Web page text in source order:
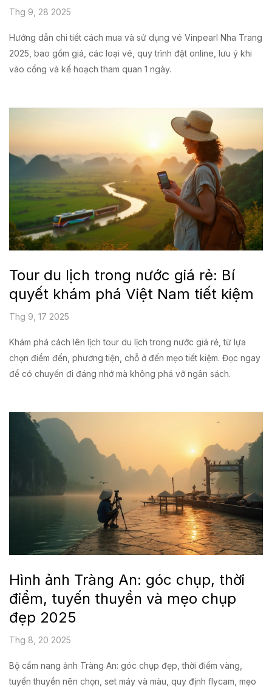
Thg 9, 28 2025
Hướng dẫn chi tiết cách mua và sử dụng vé Vinpearl Nha Trang
2025, bao gồm giá, các loại vé, quy trình đặt online, lưu ý khi
vào cổng và kế hoạch tham quan 1 ngày.
Tour du lịch trong nước giá rẻ: Bí
quyết khám phá Việt Nam tiết kiệm
Thg 9, 17 2025
Khám phá cách lên lịch tour du lịch trong nước giá rẻ, từ lựa
chọn điểm đến, phương tiện, chỗ ở đến mẹo tiết kiệm. Đọc ngay
để có chuyến đi đáng nhớ mà không phá vỡ ngân sách.
Hình ảnh Tràng An: góc chụp, thời
điểm, tuyến thuyền và mẹo chụp
đẹp 2025
Thg 8, 20 2025
Bộ cẩm nang ảnh Tràng An: góc chụp đẹp, thời điểm vàng,
tuyến thuyền nên chọn, set máy và màu, quy định flycam, mẹo